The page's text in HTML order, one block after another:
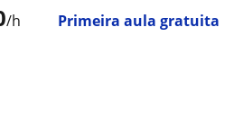
/h Primeira aula gratuita